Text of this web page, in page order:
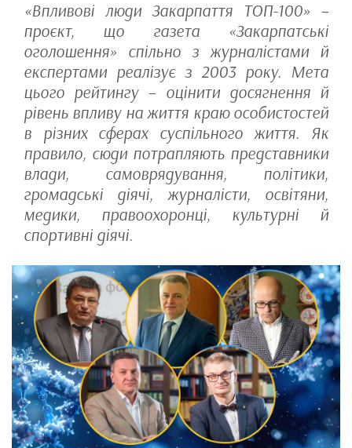
«Впливові люди Закарпаття ТОП-100» –
проєкт, що газета «Закарпатські
оголошення» спільно з журналістами й
експертами реалізує з 2003 року. Мета
цього рейтингу – оцінити досягнення й
рівень впливу на життя краю особистостей
в різних сферах суспільного життя. Як
правило, сюди потрапляють представники
влади, самоврядування, політики,
громадські діячі, журналісти, освітяни,
медики, правоохоронці, культурні й
спортивні діячі.